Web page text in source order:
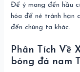
Để ý mang đến hầu
hóa để né tránh hạn
đến chúng ta khác.
Phân Tích Về
bóng đá nam